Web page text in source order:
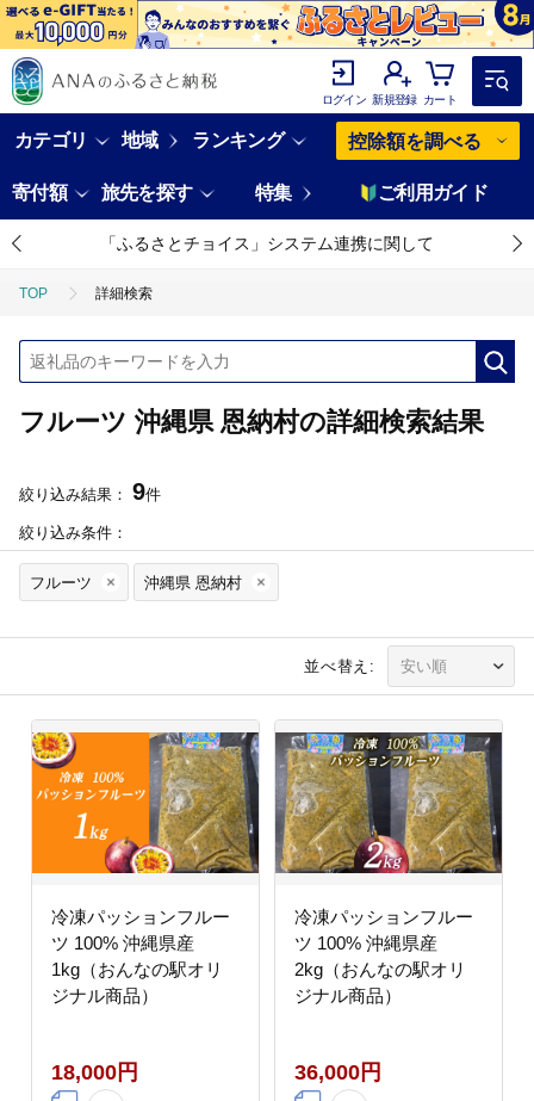
ログイン 新規登録 カート
カテゴリ 地域 ランキング 控除額を調べる
寄付額 旅先を探す 特集 ご利用ガイド
「ふるさとチョイス」システム連携に関して
TOP 詳細検索
フルーツ 沖縄県 恩納村の詳細検索結果
絞り込み結果： 9件
絞り込み条件：
フルーツ 沖縄県 恩納村
並べ替え:
冷凍パッションフルー
ツ 100% 沖縄県産
1kg（おんなの駅オリ
ジナル商品）
18,000円
冷凍パッションフルー
ツ 100% 沖縄県産
2kg（おんなの駅オリ
ジナル商品）
36,000円